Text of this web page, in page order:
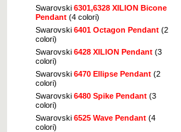
Swarovski 6301,6328 XILION Bicone
Pendant (4 colori)
Swarovski 6401 Octagon Pendant (2
colori)
Swarovski 6428 XILION Pendant (3
colori)
Swarovski 6470 Ellipse Pendant (2
colori)
Swarovski 6480 Spike Pendant (3
colori)
Swarovski 6525 Wave Pendant (4
colori)